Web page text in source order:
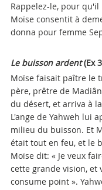
Rappelez-le, pour
Moïse consentit à
donna pour femme
Le buisson ardent (Ex
Moïse faisait paître le
père, prêtre de
du désert, et arriva à
L'ange de Yahweh lui
milieu du buisson. Et
était tout en feu, et le
Moïse dit: « Je veux
cette grande vision, et
consume point ».